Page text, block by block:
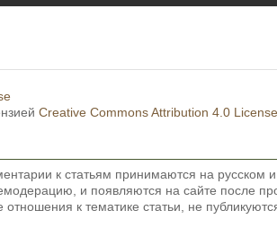
Creative Commons Attribution 4.0 License
к статьям принимаются на русском и
и появляются на сайте после
к тематике статьи, не